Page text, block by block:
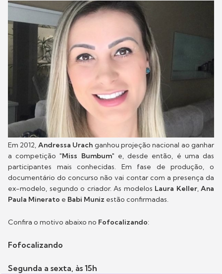
Em 2012, Andressa Urach ganhou projeção nacional ao ganhar
a competição "Miss Bumbum" e, desde então, é uma das
participantes mais conhecidas. Em fase de produção, o
documentário do concurso não vai contar com a presença da
ex-modelo, segundo o criador. As modelos Laura Keller, Ana
Paula Minerato e Babi Muniz estão confirmadas.
Confira o motivo abaixo no Fofocalizando:
Fofocalizando
Segunda a sexta, às 15h